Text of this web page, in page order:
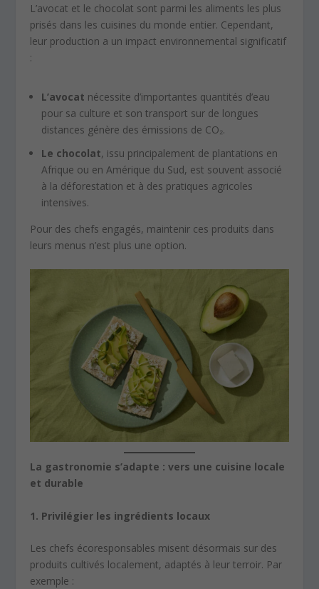
L’avocat et le chocolat sont parmi les aliments les plus
prisés dans les cuisines du monde entier. Cependant,
leur production a un impact environnemental significatif
:
L’avocat nécessite d’importantes quantités d’eau
pour sa culture et son transport sur de longues
distances génère des émissions de CO₂.
Le chocolat, issu principalement de plantations en
Afrique ou en Amérique du Sud, est souvent associé
à la déforestation et à des pratiques agricoles
intensives.
Pour des chefs engagés, maintenir ces produits dans
leurs menus n’est plus une option.
La gastronomie s’adapte : vers une cuisine locale
et durable
1. Privilégier les ingrédients locaux
Les chefs écoresponsables misent désormais sur des
produits cultivés localement, adaptés à leur terroir. Par
exemple :